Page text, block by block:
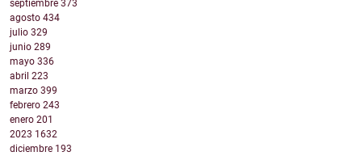
septiembre 373
agosto 434
julio 329
junio 289
mayo 336
abril 223
marzo 399
febrero 243
enero 201
2023 1632
diciembre 193